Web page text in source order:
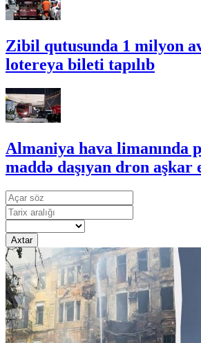
Zibil qutusunda 1 milyon
lotereya bileti tapılıb
Almaniya hava limanında
maddə daşıyan dron aşkar
Axtar